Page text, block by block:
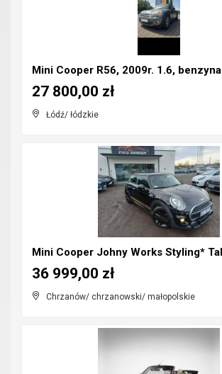
Mini Cooper R56, 2009r. 1.6, benzyna
Łódź/ łódzkie
27 800,00 zł
Chrzanów/ chrzanowski/ małopolskie
36 999,00 zł